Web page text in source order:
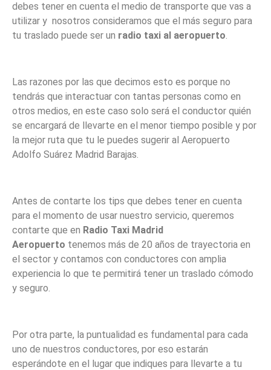
debes tener en cuenta el medio de transporte que vas a
utilizar y nosotros consideramos que el más seguro para
tu traslado puede ser un radio taxi al aeropuerto.
Las razones por las que decimos esto es porque no
tendrás que interactuar con tantas personas como en
otros medios, en este caso solo será el conductor quién
se encargará de llevarte en el menor tiempo posible y por
la mejor ruta que tu le puedes sugerir al Aeropuerto
Adolfo Suárez Madrid Barajas.
Antes de contarte los tips que debes tener en cuenta
para el momento de usar nuestro servicio, queremos
contarte que en Radio Taxi Madrid
Aeropuerto tenemos más de 20 años de trayectoria en
el sector y contamos con conductores con amplia
experiencia lo que te permitirá tener un traslado cómodo
y seguro.
Por otra parte, la puntualidad es fundamental para cada
uno de nuestros conductores, por eso estarán
esperándote en el lugar que indiques para llevarte a tu